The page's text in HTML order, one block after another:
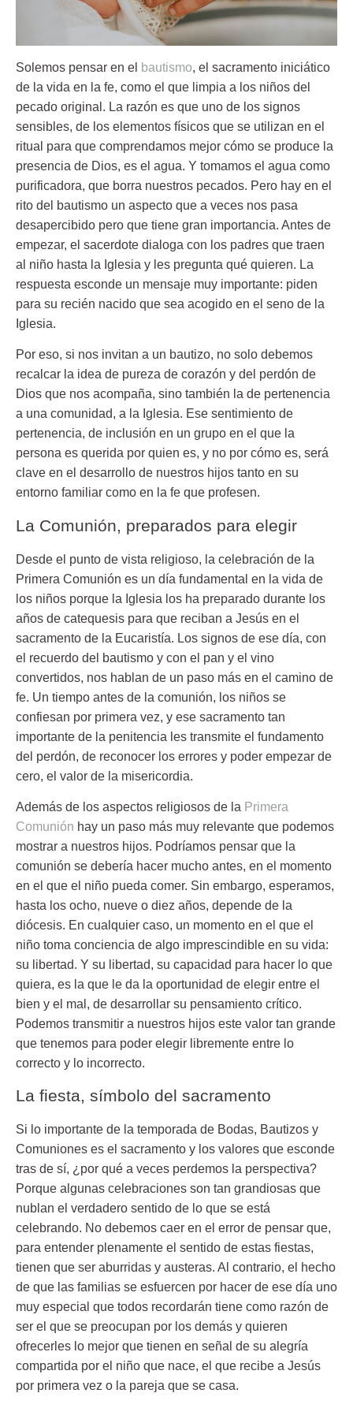
Solemos pensar en el bautismo, el sacramento iniciático
de la vida en la fe, como el que limpia a los niños del
pecado original. La razón es que uno de los signos
sensibles, de los elementos físicos que se utilizan en el
ritual para que comprendamos mejor cómo se produce la
presencia de Dios, es el agua. Y tomamos el agua como
purificadora, que borra nuestros pecados. Pero hay en el
rito del bautismo un aspecto que a veces nos pasa
desapercibido pero que tiene gran importancia. Antes de
empezar, el sacerdote dialoga con los padres que traen
al niño hasta la Iglesia y les pregunta qué quieren. La
respuesta esconde un mensaje muy importante: piden
para su recién nacido que sea acogido en el seno de la
Iglesia.
Por eso, si nos invitan a un bautizo, no solo debemos
recalcar la idea de pureza de corazón y del perdón de
Dios que nos acompaña, sino también la de pertenencia
a una comunidad, a la Iglesia. Ese sentimiento de
pertenencia, de inclusión en un grupo en el que la
persona es querida por quien es, y no por cómo es, será
clave en el desarrollo de nuestros hijos tanto en su
entorno familiar como en la fe que profesen.
La Comunión, preparados para elegir
Desde el punto de vista religioso, la celebración de la
Primera Comunión es un día fundamental en la vida de
los niños porque la Iglesia los ha preparado durante los
años de catequesis para que reciban a Jesús en el
sacramento de la Eucaristía. Los signos de ese día, con
el recuerdo del bautismo y con el pan y el vino
convertidos, nos hablan de un paso más en el camino de
fe. Un tiempo antes de la comunión, los niños se
confiesan por primera vez, y ese sacramento tan
importante de la penitencia les transmite el fundamento
del perdón, de reconocer los errores y poder empezar de
cero, el valor de la misericordia.
Además de los aspectos religiosos de la Primera
Comunión hay un paso más muy relevante que podemos
mostrar a nuestros hijos. Podríamos pensar que la
comunión se debería hacer mucho antes, en el momento
en el que el niño pueda comer. Sin embargo, esperamos,
hasta los ocho, nueve o diez años, depende de la
diócesis. En cualquier caso, un momento en el que el
niño toma conciencia de algo imprescindible en su vida:
su libertad. Y su libertad, su capacidad para hacer lo que
quiera, es la que le da la oportunidad de elegir entre el
bien y el mal, de desarrollar su pensamiento crítico.
Podemos transmitir a nuestros hijos este valor tan grande
que tenemos para poder elegir libremente entre lo
correcto y lo incorrecto.
La fiesta, símbolo del sacramento
Si lo importante de la temporada de Bodas, Bautizos y
Comuniones es el sacramento y los valores que esconde
tras de sí, ¿por qué a veces perdemos la perspectiva?
Porque algunas celebraciones son tan grandiosas que
nublan el verdadero sentido de lo que se está
celebrando. No debemos caer en el error de pensar que,
para entender plenamente el sentido de estas fiestas,
tienen que ser aburridas y austeras. Al contrario, el hecho
de que las familias se esfuercen por hacer de ese día uno
muy especial que todos recordarán tiene como razón de
ser el que se preocupan por los demás y quieren
ofrecerles lo mejor que tienen en señal de su alegría
compartida por el niño que nace, el que recibe a Jesús
por primera vez o la pareja que se casa.